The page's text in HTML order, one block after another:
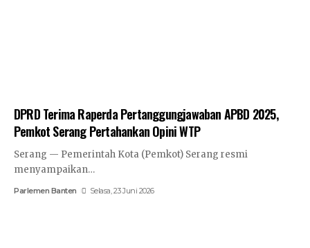
DPRD Terima Raperda Pertanggungjawaban APBD 2025,
Pemkot Serang Pertahankan Opini WTP
Serang — Pemerintah Kota (Pemkot) Serang resmi
menyampaikan…
Parlemen Banten Selasa, 23 Juni 2026